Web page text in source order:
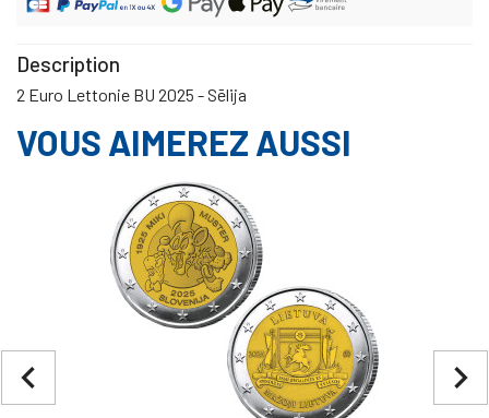
Description
2 Euro Lettonie BU 2025 - Sēlija
VOUS AIMEREZ AUSSI
navigate_next
navigate_before